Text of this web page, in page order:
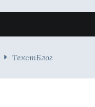
ТекстБлог